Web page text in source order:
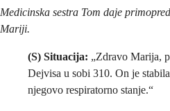
Medicinska sestra Tom daje
Mariji.
(S) Situacija: „Zdravo Marija,
Dejvisa u sobi 310. On je
njegovo respiratorno stanje.“